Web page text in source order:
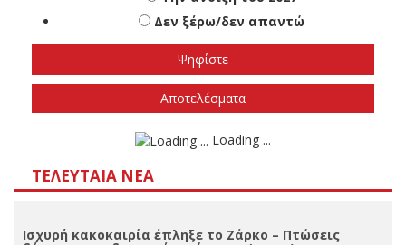
Πότε πιστεύετε ότι θα γίνουν οι εθνικές
εκλογές
Το φθινόπωρο του 2026
Την άνοιξη του 2027
Δεν ξέρω/δεν απαντώ